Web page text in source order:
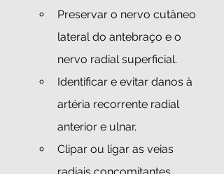
Preservar o nervo cutâneo
lateral do antebraço e o
nervo radial superficial.
Identificar e evitar danos à
artéria recorrente radial
anterior e ulnar.
Clipar ou ligar as veias